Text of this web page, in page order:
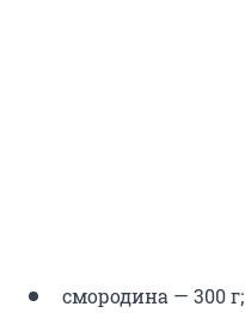
смородина — 300 г;